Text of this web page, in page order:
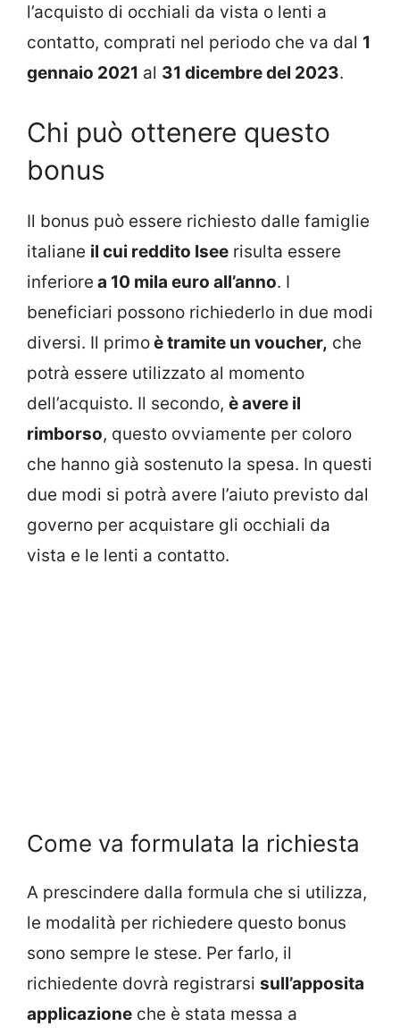
l’acquisto di occhiali da vista o lenti a
contatto, comprati nel periodo che va dal 1
gennaio 2021 al 31 dicembre del 2023.
Chi può ottenere questo
bonus
Il bonus può essere richiesto dalle famiglie
italiane il cui reddito Isee risulta essere
inferiore a 10 mila euro all’anno. I
beneficiari possono richiederlo in due modi
diversi. Il primoè tramite un voucher, che
potrà essere utilizzato al momento
dell’acquisto. Il secondo, è avere il
rimborso, questo ovviamente per coloro
che hanno già sostenuto la spesa. In questi
due modi si potrà avere l’aiuto previsto dal
governo per acquistare gli occhiali da
vista e le lenti a contatto.
Come va formulata la richiesta
A prescindere dalla formula che si utilizza,
le modalità per richiedere questo bonus
sono sempre le stese. Per farlo, il
richiedente dovrà registrarsi sull’apposita
applicazione che è stata messa a